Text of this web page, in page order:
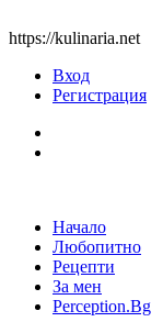
https://kulinaria.net
Вход
Регистрация
Начало
Любопитно
Рецепти
За мен
Perception.Bg